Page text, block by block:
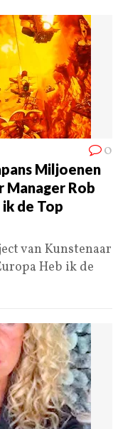
0
Miljoenen
Manager Rob
de Top
van Kunstenaar
Heb ik de